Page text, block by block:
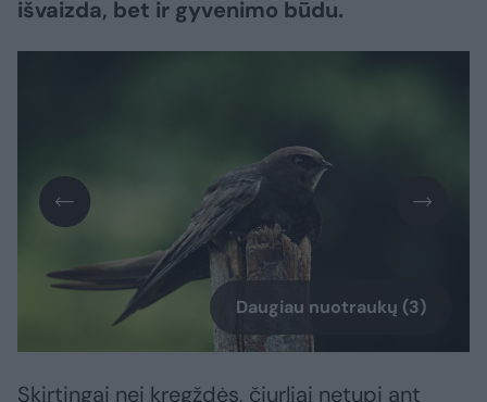
išvaizda, bet ir gyvenimo būdu.
Daugiau nuotraukų (3)
Skirtingai nei kregždės, čiurliai netupi ant